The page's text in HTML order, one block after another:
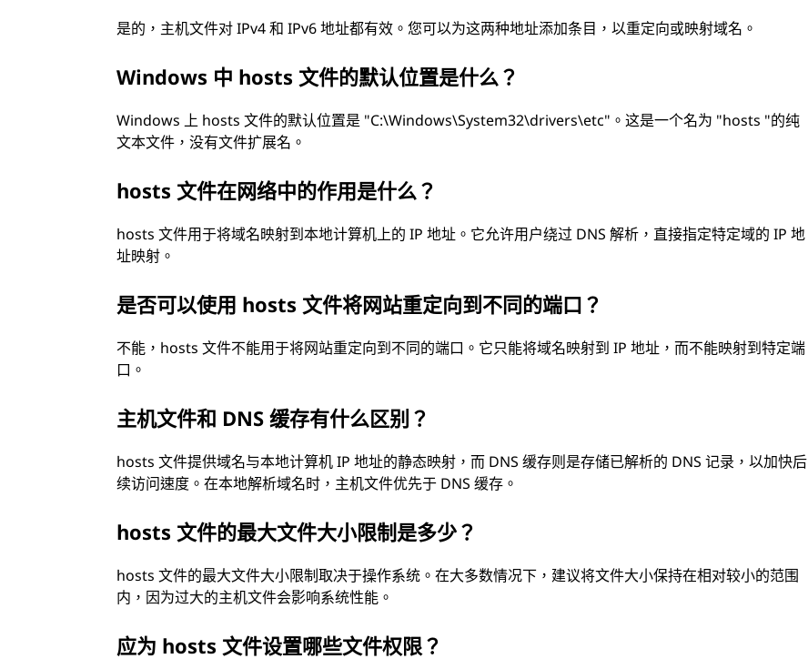
是的，主机文件对 IPv4 和 IPv6 地址都有效。您可以为这两种地址添加条目，以重定向或映射域名。
Windows 中 hosts 文件的默认位置是什么？
Windows 上 hosts 文件的默认位置是 "C:\Windows\System32\drivers\etc"。这是一个名为 "hosts "的纯
文本文件，没有文件扩展名。
hosts 文件在网络中的作用是什么？
hosts 文件用于将域名映射到本地计算机上的 IP 地址。它允许用户绕过 DNS 解析，直接指定特定域的 IP 地
址映射。
是否可以使用 hosts 文件将网站重定向到不同的端口？
不能，hosts 文件不能用于将网站重定向到不同的端口。它只能将域名映射到 IP 地址，而不能映射到特定端
口。
主机文件和 DNS 缓存有什么区别？
hosts 文件提供域名与本地计算机 IP 地址的静态映射，而 DNS 缓存则是存储已解析的 DNS 记录，以加快后
续访问速度。在本地解析域名时，主机文件优先于 DNS 缓存。
hosts 文件的最大文件大小限制是多少？
hosts 文件的最大文件大小限制取决于操作系统。在大多数情况下，建议将文件大小保持在相对较小的范围
内，因为过大的主机文件会影响系统性能。
应为 hosts 文件设置哪些文件权限？